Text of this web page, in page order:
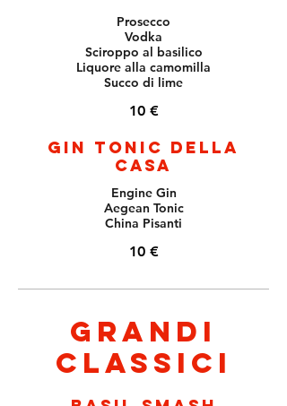
Prosecco
Vodka
Sciroppo al basilico
Liquore alla camomilla
Succo di lime
10 €
Gin Tonic della
casa
Engine Gin
Aegean Tonic
China Pisanti
10 €
Grandi
classici